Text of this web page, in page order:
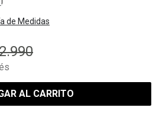
de Medidas
.990
AL CARRITO